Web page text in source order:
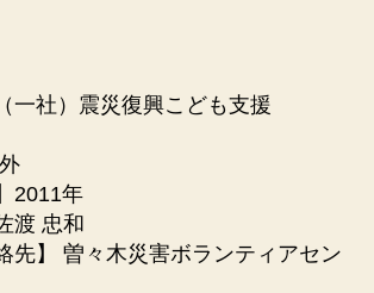
一社）震災復興こども支援
2011年
渡 忠和
先】 曽々木災害ボランティアセン